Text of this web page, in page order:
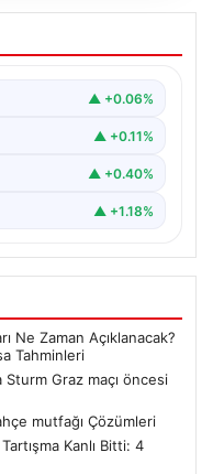
Çıkan
kısa sürede▲ +0.06%
▲ +0.11%
▲ +0.40%
▲ +1.18%
Ne Zaman Açıklanacak?
Tahminleri
Graz maçı öncesi
mutfağı Çözümleri
Kanlı Bitti: 4